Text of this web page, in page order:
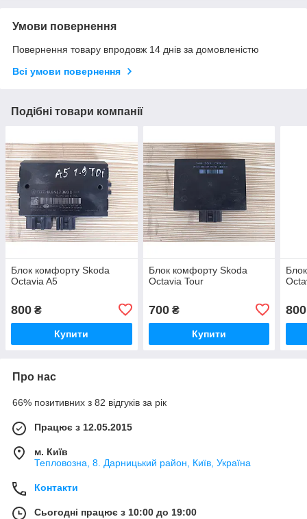
Умови повернення
Повернення товару впродовж 14 днів за домовленістю
Всі умови повернення
Подібні товари компанії
Блок комфорту Skoda
Octavia A5
800 ₴
Купити
Блок комфорту Skoda
Octavia Tour
700₴
Купити
800
Про нас
66% позитивних з 82 відгуків за рік
Працює з 12.05.2015
м. Київ
Тепловозна, 8. Дарницький район, Київ, Україна
Контакти
Сьогодні працює з 10:00 до 19:00